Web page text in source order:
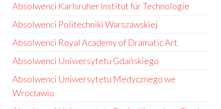
Absolwenci Karlsruher Institut für Technologie
Absolwenci Politechniki Warszawskiej
Absolwenci Royal Academy of Dramatic Art
Absolwenci Uniwersytetu Gdańskiego
Absolwenci Uniwersytetu Medycznego we
Wrocławiu